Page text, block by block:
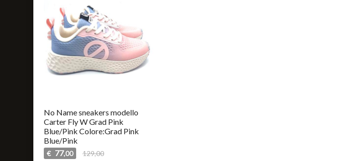
No Name sneakers modello
Carter Fly W Grad Pink
Blue/Pink Colore:Grad Pink
Blue/Pink
€ 77,00 129,00